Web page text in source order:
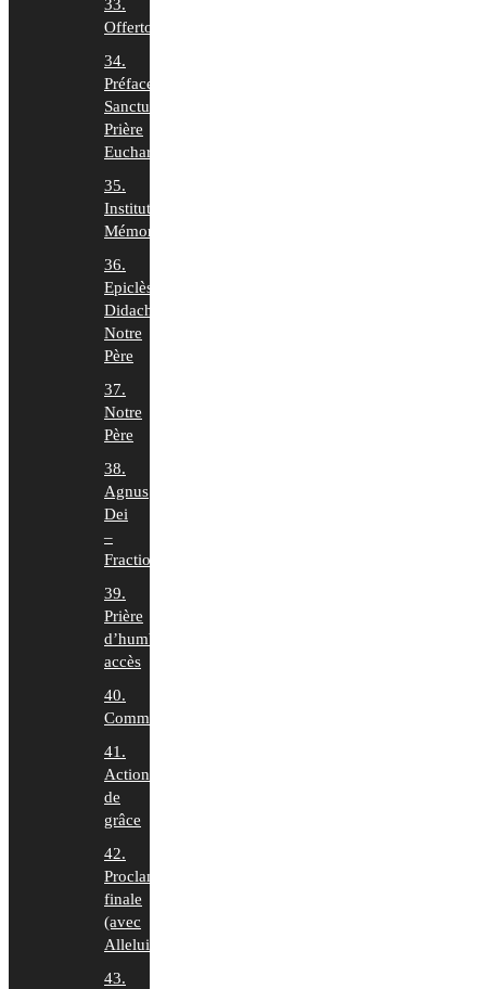
33.
Offertoire
34.
Préface,
Sanctus,
Prière
Euchar.
35.
Institution,
Mémorial
36.
Epiclèse,
Didaché,
Notre
Père
37.
Notre
Père
38.
Agnus
Dei
–
Fraction
39.
Prière
d’humble
accès
40.
Communion
41.
Action
de
grâce
42.
Proclamation
finale
(avec
Alleluia)
43.